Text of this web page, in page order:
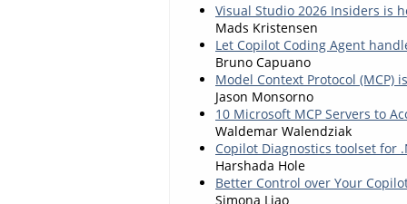
Visual Studio 2026 Insiders is
Mads Kristensen
Let Copilot Coding Agent
Bruno Capuano
Model Context Protocol (MCP)
Jason Monsorno
10 Microsoft MCP Servers to
Waldemar Walendziak
Copilot Diagnostics toolset for
Harshada Hole
Better Control over Your
Simona Liao